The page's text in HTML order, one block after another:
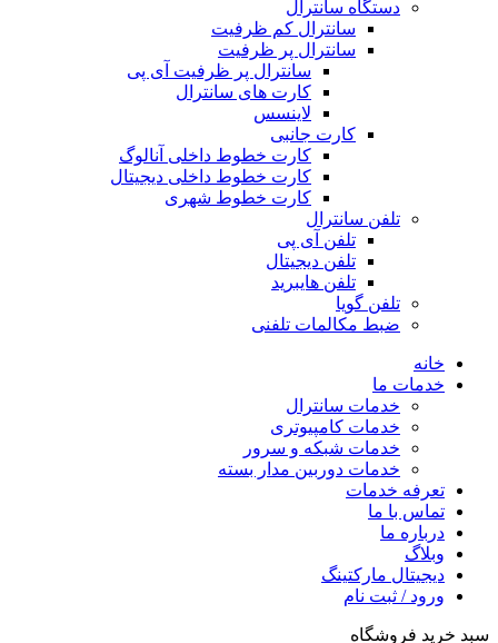
دستگاه سانترال
سانترال کم ظرفیت
سانترال پر ظرفیت
سانترال پر ظرفیت آی پی
کارت های سانترال
لاینسس
کارت جانبی
کارت خطوط داخلی آنالوگ
کارت خطوط داخلی دیجیتال
کارت خطوط شهری
تلفن سانترال
تلفن آی پی
تلفن دیجیتال
تلفن هایبرید
تلفن گویا
ضبط مکالمات تلفنی
خانه
خدمات ما
خدمات سانترال
خدمات کامپیوتری
خدمات شبکه و سرور
خدمات دوربین مدار بسته
تعرفه خدمات
تماس با ما
درباره ما
وبلاگ
دیجیتال مارکتینگ
ورود / ثبت نام
سبد خرید فروشگاه